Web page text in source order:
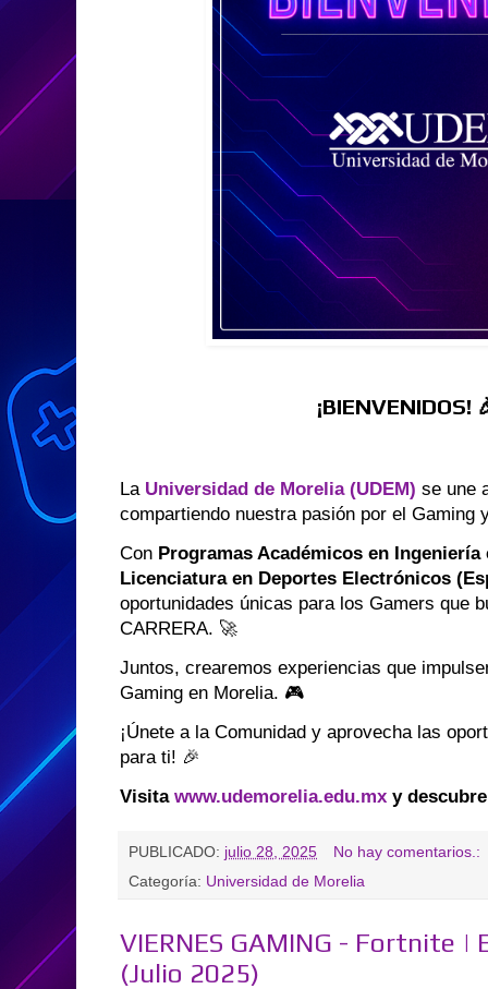
¡BIENVENIDOS!
La Universidad de Morelia (UDEM) se une
compartiendo nuestra pasión por el Gaming
Con Programas Académicos en Ingeniería
Licenciatura en Deportes Electrónicos
oportunidades únicas para los Gamers que
CARRERA. 🚀
Juntos, crearemos experiencias que
Gaming en Morelia. 🎮
¡Únete a la Comunidad y aprovecha las
para ti! 🎉
Visita www.udemorelia.edu.mx y
PUBLICADO: julio 28, 2025
No hay comentarios.:
Categoría: Universidad de Morelia
VIERNES GAMING - Fortnite |
(Julio 2025)